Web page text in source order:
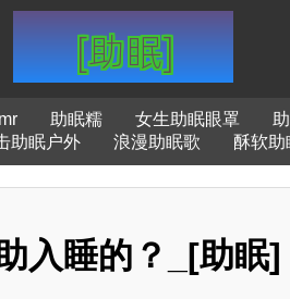
助眠糯 女生助眠眼罩
助眠户外 浪漫助眠歌 酥软助
入睡的？_[助眠]